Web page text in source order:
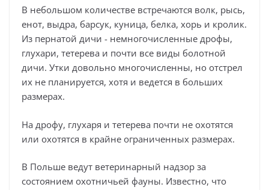
В небольшом количестве встречаются волк, рысь,
енот, выдра, барсук, куница, белка, хорь и кролик.
Из пернатой дичи - немногочисленные дрофы,
глухари, тетерева и почти все виды болотной
дичи. Утки довольно многочисленны, но отстрел
их не планируется, хотя и ведется в больших
размерах.
На дрофу, глухаря и тетерева почти не охотятся
или охотятся в крайне ограниченных размерах.
В Польше ведут ветеринарный надзор за
состоянием охотничьей фауны. Известно, что